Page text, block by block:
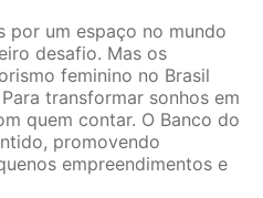
por um espaço no mundo
desafio. Mas os
feminino no Brasil
transformar sonhos em
quem contar. O Banco do
promovendo
empreendimentos e